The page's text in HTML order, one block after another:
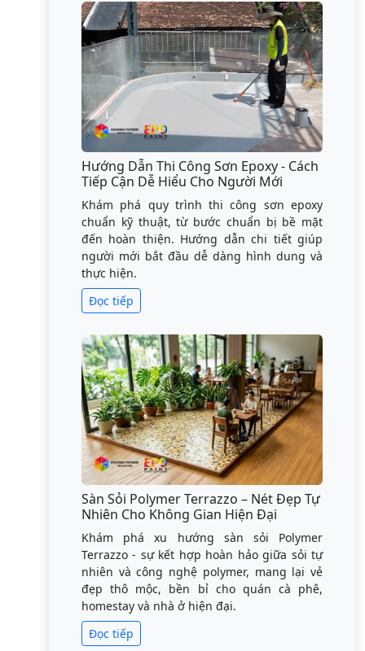
Hướng Dẫn Thi Công Sơn Epoxy - Cách
Tiếp Cận Dễ Hiểu Cho Người Mới
Khám phá quy trình thi công sơn epoxy
chuẩn kỹ thuật, từ bước chuẩn bị bề mặt
đến hoàn thiện. Hướng dẫn chi tiết giúp
người mới bắt đầu dễ dàng hình dung và
thực hiện.
Đọc tiếp
Sàn Sỏi Polymer Terrazzo – Nét Đẹp Tự
Nhiên Cho Không Gian Hiện Đại
Khám phá xu hướng sàn sỏi Polymer
Terrazzo - sự kết hợp hoàn hảo giữa sỏi tự
nhiên và công nghệ polymer, mang lại vẻ
đẹp thô mộc, bền bỉ cho quán cà phê,
homestay và nhà ở hiện đại.
Đọc tiếp